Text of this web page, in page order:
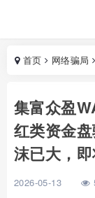
首页 网络骗局
集富众盈
红类资金
沫已大，即
2026-05-13